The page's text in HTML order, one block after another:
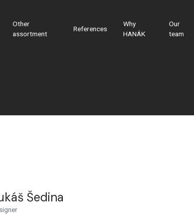
Other
assortment
References
Why
HANÁK
Our
team
Šedina